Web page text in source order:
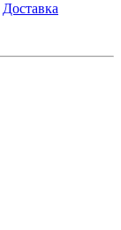
Доставка